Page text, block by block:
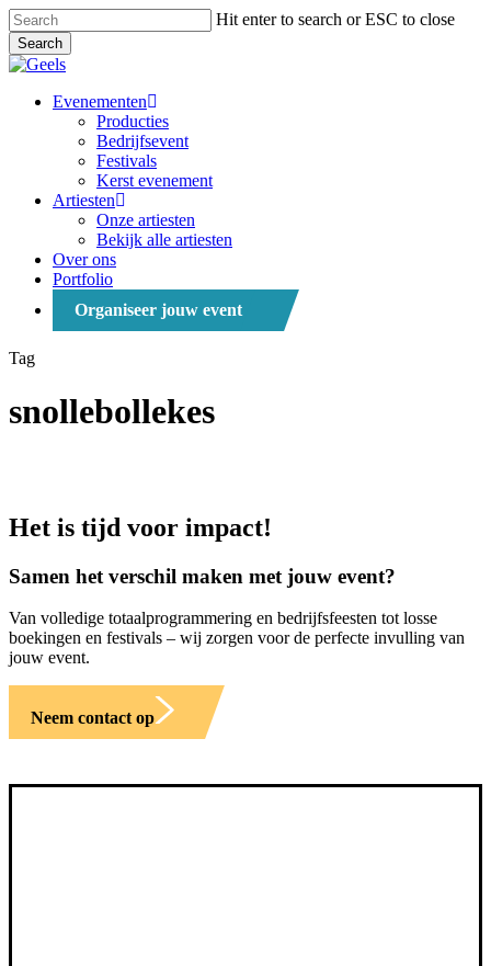
Skip
to
main
content
Hit enter to search or ESC to close
Search
Close
Menu
Evenementen
Producties
Bedrijfsevent
Festivals
Kerst evenement
Artiesten
Onze artiesten
Bekijk alle artiesten
Over ons
Portfolio
Organiseer jouw event
Tag
snollebollekes
Het is tijd voor impact!
Samen het verschil maken met jouw event?
Van volledige totaalprogrammering en bedrijfsfeesten tot losse
boekingen en festivals – wij zorgen voor de perfecte invulling van
jouw event.
Neem contact op